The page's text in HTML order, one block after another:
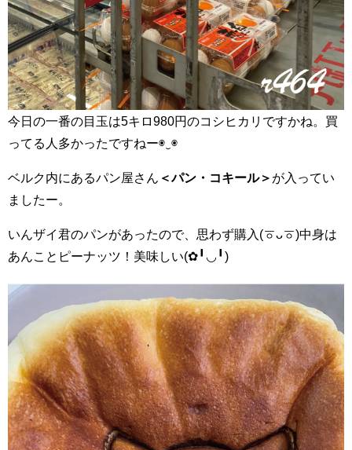
今日の一番の目玉は5キロ980円のコシヒカリですかね。買
ってる人多かったですねー◉‿◉
ベルク内にあるパン屋さん ＜パン・コキール＞ が入ってい
ましたー。
いんザイ君のパンがあったので、思わず購入(ㆆᴗㆆ)中身は
あんことピーナッツ！美味しい(✿╹◡╹)